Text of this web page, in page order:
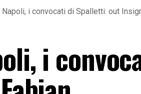
Napoli, i convocati di Spalletti: out
i